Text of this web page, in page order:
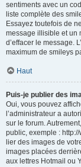
sentiments avec un
liste complète des
Essayez toutefois de
message illisible et un
d’effacer le message.
maximum de smileys
Haut
Puis-je publier des
Oui, vous pouvez
l’administrateur a
sur le forum.
public, exemple :
lier des images de
images placées
aux lettres Hotmail ou